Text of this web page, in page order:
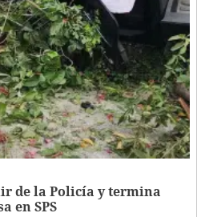
de la Policía y termina
en SPS